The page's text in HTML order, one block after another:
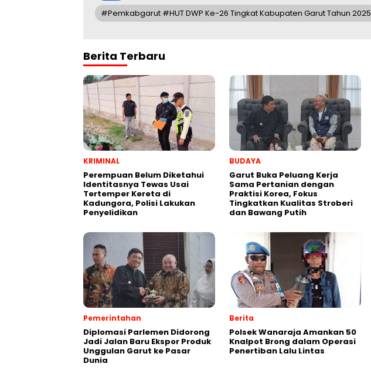
#Pemkabgarut #HUT DWP Ke-26 Tingkat Kabupaten Garut Tahun 2025
Berita Terbaru
KRIMINAL
Perempuan Belum Diketahui
Identitasnya Tewas Usai
Tertemper Kereta di
Kadungora, Polisi Lakukan
Penyelidikan
BUDAYA
Garut Buka Peluang Kerja
Sama Pertanian dengan
Praktisi Korea, Fokus
Tingkatkan Kualitas Stroberi
dan Bawang Putih
Pemerintahan
Diplomasi Parlemen Didorong
Jadi Jalan Baru Ekspor Produk
Unggulan Garut ke Pasar
Dunia
Berita
Polsek Wanaraja Amankan 50
Knalpot Brong dalam Operasi
Penertiban Lalu Lintas